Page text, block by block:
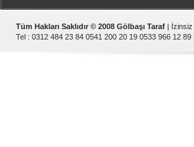
Tüm Hakları Saklıdır © 2008 Gölbaşı Taraf |
Tel : 0312 484 23 84 0541 200 20 19 0533 966 12